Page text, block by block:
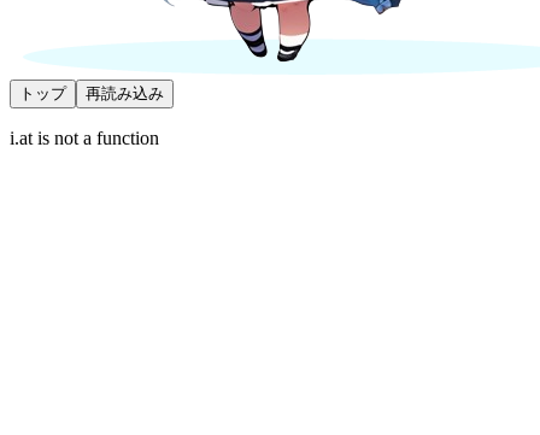
トップ 再読み込み
i.at is not a function